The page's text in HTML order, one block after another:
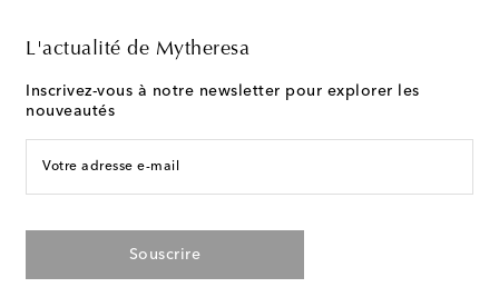
L'actualité de Mytheresa
Inscrivez-vous à notre newsletter pour explorer les
nouveautés
Votre adresse e-mail
Souscrire